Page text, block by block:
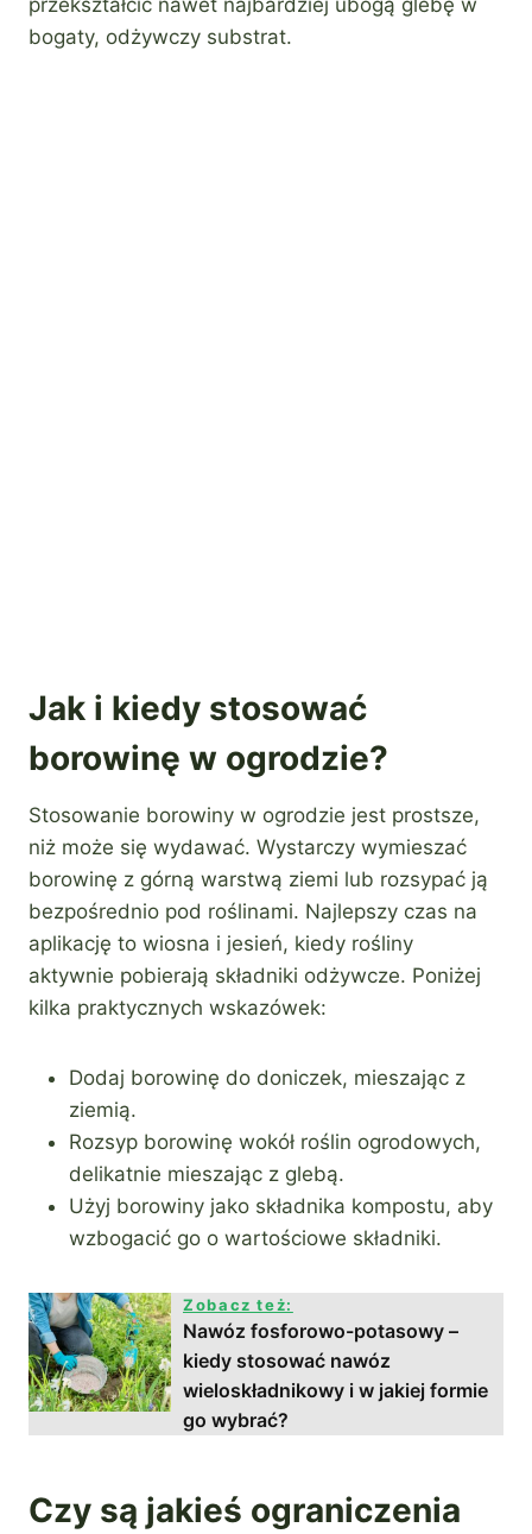
bogaty, odżywczy substrat.
Jak i kiedy stosować
borowinę w ogrodzie?
Stosowanie borowiny w ogrodzie jest prostsze,
niż może się wydawać. Wystarczy wymieszać
borowinę z górną warstwą ziemi lub rozsypać ją
bezpośrednio pod roślinami. Najlepszy czas na
aplikację to wiosna i jesień, kiedy rośliny
aktywnie pobierają składniki odżywcze. Poniżej
kilka praktycznych wskazówek:
Dodaj borowinę do doniczek, mieszając z
ziemią.
Rozsyp borowinę wokół roślin ogrodowych,
delikatnie mieszając z glebą.
Użyj borowiny jako składnika kompostu, aby
wzbogacić go o wartościowe składniki.
Zobacz też:
Nawóz fosforowo-potasowy –
kiedy stosować nawóz
wieloskładnikowy i w jakiej formie
go wybrać?
Czy są jakieś ograniczenia